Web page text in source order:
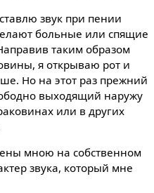
звук при пении
больные или спящие
таким образом
я открываю рот и
Но на этот раз прежний
выходящий наружу
или в других
мною на собственном
звука, который мне